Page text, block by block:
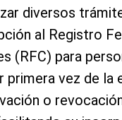
diversos
al Registro
(RFC) para
primera vez de la
o